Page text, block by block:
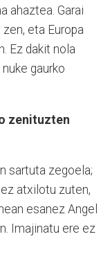
ahaztea. Garai
eta Europa
Ez dakit nola
gaurko
zenituzten
sartuta zegoela;
atxilotu zuten,
esanez Angel
Imajinatu ere ez